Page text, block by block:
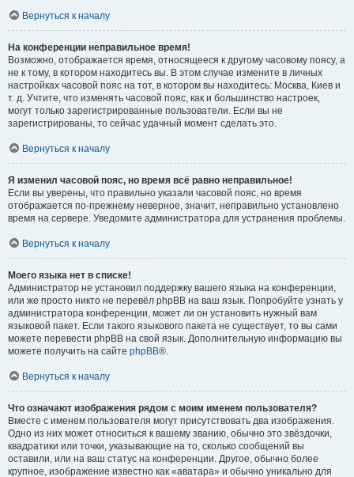
Вернуться к началу
На конференции неправильное время!
Возможно, отображается время, относящееся к другому часовому поясу, а
не к тому, в котором находитесь вы. В этом случае измените в личных
настройках часовой пояс на тот, в котором вы находитесь: Москва, Киев и
т. д. Учтите, что изменять часовой пояс, как и большинство настроек,
могут только зарегистрированные пользователи. Если вы не
зарегистрированы, то сейчас удачный момент сделать это.
Вернуться к началу
Я изменил часовой пояс, но время всё равно неправильное!
Если вы уверены, что правильно указали часовой пояс, но время
отображается по-прежнему неверное, значит, неправильно установлено
время на сервере. Уведомите администратора для устранения проблемы.
Вернуться к началу
Моего языка нет в списке!
Администратор не установил поддержку вашего языка на конференции,
или же просто никто не перевёл phpBB на ваш язык. Попробуйте узнать у
администратора конференции, может ли он установить нужный вам
языковой пакет. Если такого языкового пакета не существует, то вы сами
можете перевести phpBB на свой язык. Дополнительную информацию вы
можете получить на сайте phpBB®.
Вернуться к началу
Что означают изображения рядом с моим именем пользователя?
Вместе с именем пользователя могут присутствовать два изображения.
Одно из них может относиться к вашему званию, обычно это звёздочки,
квадратики или точки, указывающие на то, сколько сообщений вы
оставили, или на ваш статус на конференции. Другое, обычно более
крупное, изображение известно как «аватара» и обычно уникально для